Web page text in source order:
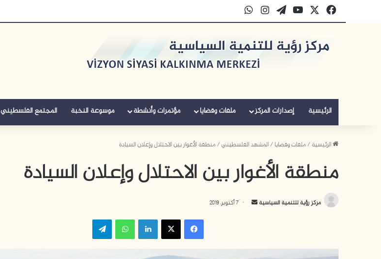
فيسبوك‫YouTube
‫WordPress
انستقرامواتساب
الرئيسية إصدارات المركز ملفات وقضايا مؤتمرات وأنشطة موسوعة النخبة المجتمع الفلسطيني
الرئيسية/ملفات وقضايا/المشهد الفلسطيني/منطقة الأغوار بين الاحتلال وإعلان السيادة
منطقة الأغوار بين الاحتلال وإعلان السيادة
مركز رؤية للتنمية السياسية
أرسل 7 أكتوبر، 2019
فيسبوك ‫X لينكدإن واتساب تيلقرام